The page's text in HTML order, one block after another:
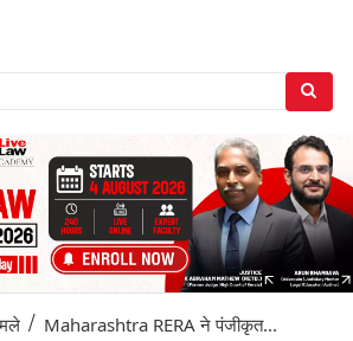
/ Maharashtra RERA ने पंजीकृत...